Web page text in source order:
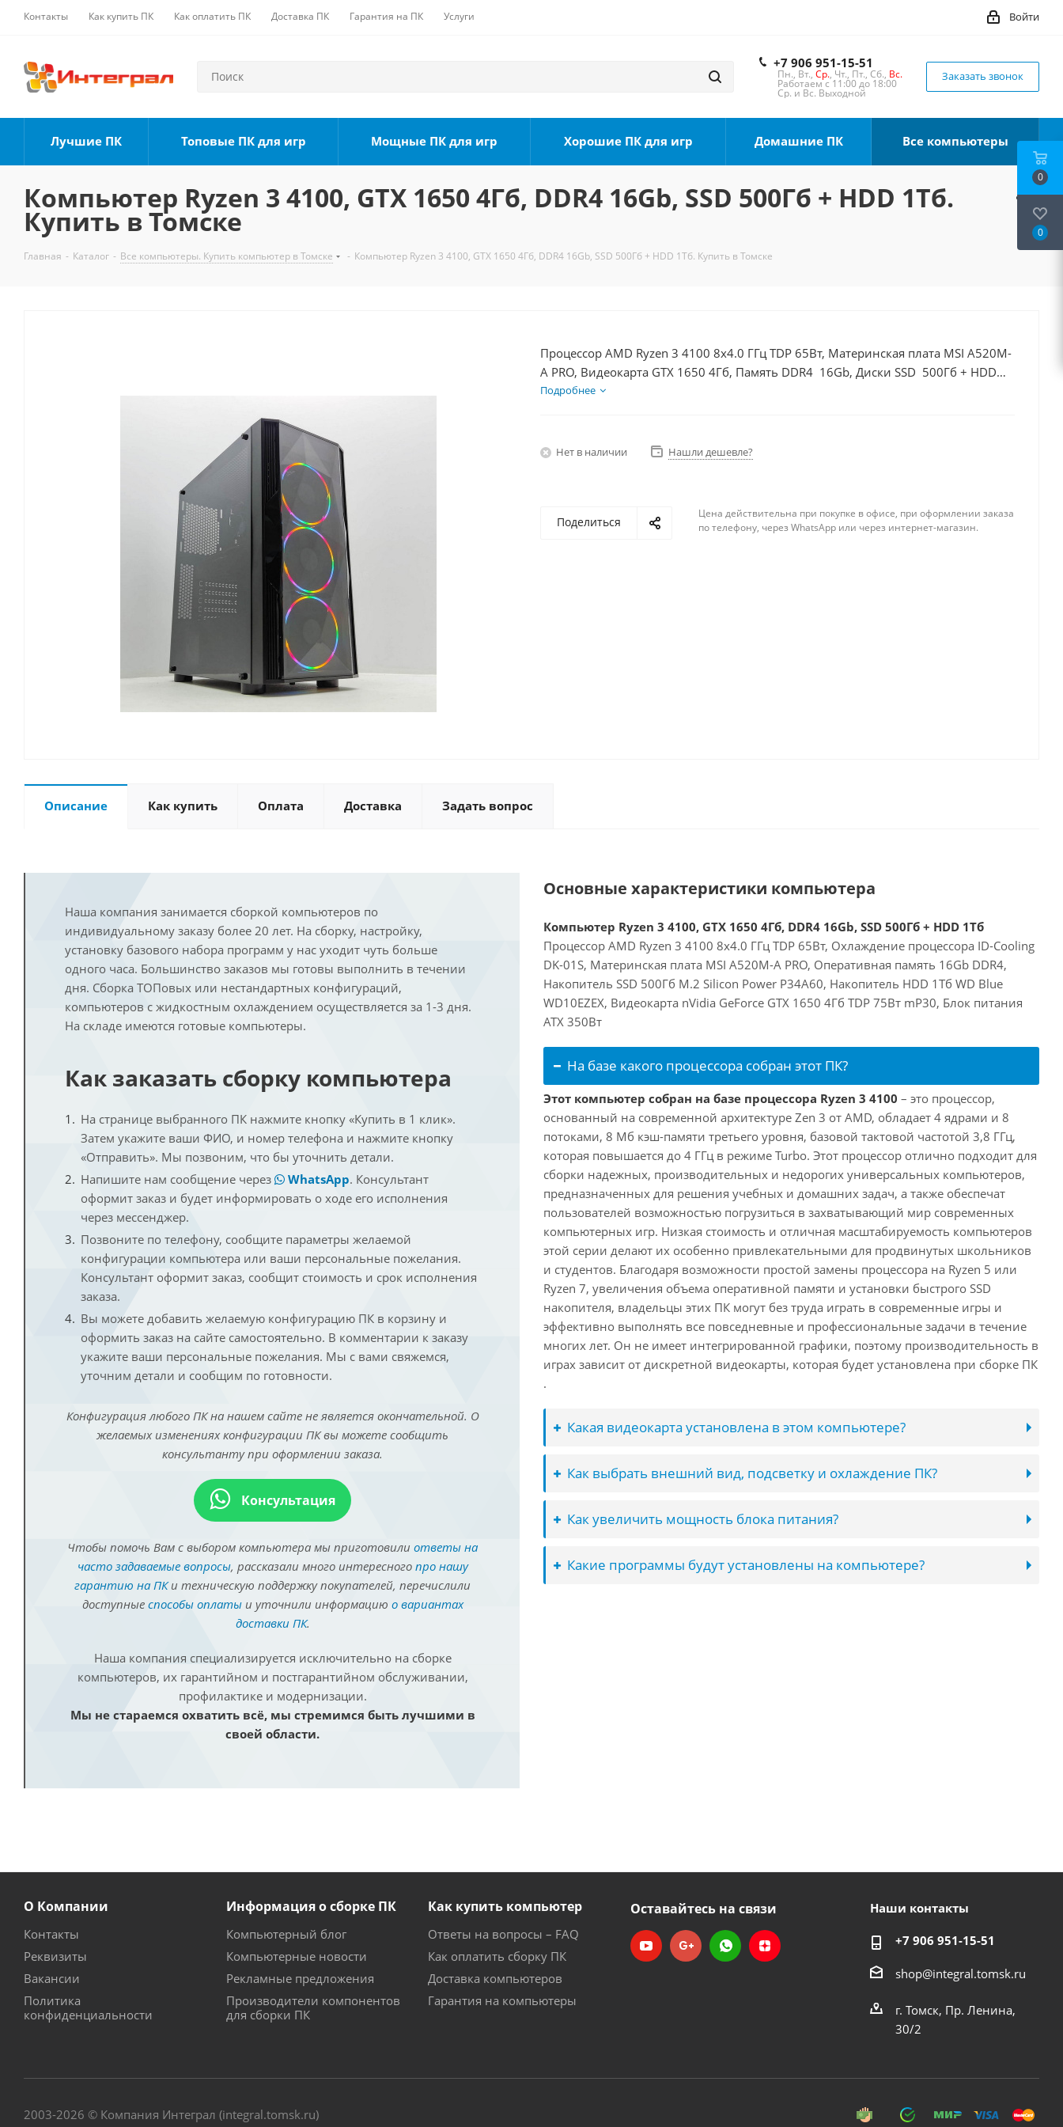
Контакты Как купить ПК Как оплатить ПК Доставка ПК Гарантия на ПК Услуги Войти
+7 906 951-15-51
Пн., Вт., Ср., Чт., Пт., Сб., Вс.
Работаем с 11:00 до 18:00
Ср. и Вс. Выходной
Заказать звонок
Лучшие ПК Топовые ПК для игр Мощные ПК для игр Хорошие ПК для игр Домашние ПК Все компьютеры
Компьютер Ryzen 3 4100, GTX 1650 4Гб, DDR4 16Gb, SSD 500Гб + HDD 1Тб.
Купить в Томске
Главная - Каталог - Все компьютеры. Купить компьютер в Томске - Компьютер Ryzen 3 4100, GTX 1650 4Гб, DDR4 16Gb, SSD 500Гб + HDD 1Тб. Купить в Томске
Процессор AMD Ryzen 3 4100 8x4.0 ГГц TDP 65Вт, Материнская плата MSI A520M-
A PRO, Видеокарта GTX 1650 4Гб, Память DDR4 16Gb, Диски SSD 500Гб + HDD
1Тб, БП 350Вт
Подробнее
Нет в наличии Нашли дешевле?
Поделиться
Цена действительна при покупке в офисе, при оформлении заказа
по телефону, через WhatsApp или через интернет-магазин.
Описание Как купить Оплата Доставка Задать вопрос
Наша компания занимается сборкой компьютеров по
индивидуальному заказу более 20 лет. На сборку, настройку,
установку базового набора программ у нас уходит чуть больше
одного часа. Большинство заказов мы готовы выполнить в течении
дня. Сборка ТОПовых или нестандартных конфигураций,
компьютеров с жидкостным охлаждением осуществляется за 1-3 дня.
На складе имеются готовые компьютеры.
Как заказать сборку компьютера
На странице выбранного ПК нажмите кнопку «Купить в 1 клик».
Затем укажите ваши ФИО, и номер телефона и нажмите кнопку
«Отправить». Мы позвоним, что бы уточнить детали.
Напишите нам сообщение через
WhatsApp. Консультант
оформит заказ и будет информировать о ходе его исполнения
через мессенджер.
Позвоните по телефону, сообщите параметры желаемой
конфигурации компьютера или ваши персональные пожелания.
Консультант оформит заказ, сообщит стоимость и срок исполнения
заказа.
Вы можете добавить желаемую конфигурацию ПК в корзину и
оформить заказ на сайте самостоятельно. В комментарии к заказу
укажите ваши персональные пожелания. Мы с вами свяжемся,
уточним детали и сообщим по готовности.
Конфигурация любого ПК на нашем сайте не является окончательной. О
желаемых изменениях конфигурации ПК вы можете сообщить
консультанту при оформлении заказа.
Консультация
Чтобы помочь Вам с выбором компьютера мы приготовили ответы на
часто задаваемые вопросы, рассказали много интересного про нашу
гарантию на ПКи техническую поддержку покупателей, перечислили
доступные способы оплатыи уточнили информацию о вариантах
доставки ПК.
Наша компания специализируется исключительно на сборке
компьютеров, их гарантийном и постгарантийном обслуживании,
профилактике и модернизации.
Мы не стараемся охватить всё, мы стремимся быть лучшими в
своей области.
Основные характеристики компьютера
Компьютер Ryzen 3 4100, GTX 1650 4Гб, DDR4 16Gb, SSD 500Гб + HDD 1Тб
Процессор AMD Ryzen 3 4100 8x4.0 ГГц TDP 65Вт, Охлаждение процессора ID-Cooling
DK-01S, Материнская плата MSI A520M-A PRO, Оперативная память 16Gb DDR4,
Накопитель SSD 500Гб M.2 Silicon Power P34A60, Накопитель HDD 1Тб WD Blue
WD10EZEX, Видеокарта nVidia GeForce GTX 1650 4Гб TDP 75Вт mP30, Блок питания
ATX 350Вт
На базе какого процессора собран этот ПК?
Этот компьютер собран на базе процессора Ryzen 3 4100 – это процессор,
основанный на современной архитектуре Zen 3 от AMD, обладает 4 ядрами и 8
потоками, 8 Мб кэш-памяти третьего уровня, базовой тактовой частотой 3,8 ГГц,
которая повышается до 4 ГГц в режиме Turbo. Этот процессор отлично подходит для
сборки надежных, производительных и недорогих универсальных компьютеров,
предназначенных для решения учебных и домашних задач, а также обеспечат
пользователей возможностью погрузиться в захватывающий мир современных
компьютерных игр. Низкая стоимость и отличная масштабируемость компьютеров
этой серии делают их особенно привлекательными для продвинутых школьников
и студентов. Благодаря возможности простой замены процессора на Ryzen 5 или
Ryzen 7, увеличения объема оперативной памяти и установки быстрого SSD
накопителя, владельцы этих ПК могут без труда играть в современные игры и
эффективно выполнять все повседневные и профессиональные задачи в течение
многих лет. Он не имеет интегрированной графики, поэтому производительность в
играх зависит от дискретной видеокарты, которая будет установлена при сборке ПК
.
Какая видеокарта установлена в этом компьютере?
Как выбрать внешний вид, подсветку и охлаждение ПК?
Как увеличить мощность блока питания?
Какие программы будут установлены на компьютере?
О Компании
Контакты
Реквизиты
Вакансии
Политика
конфиденциальности
Информация о сборке ПК
Компьютерный блог
Компьютерные новости
Рекламные предложения
Производители компонентов
для сборки ПК
Как купить компьютер
Ответы на вопросы – FAQ
Как оплатить сборку ПК
Доставка компьютеров
Гарантия на компьютеры
Оставайтесь на связи Наши контакты
+7 906 951-15-51
shop@integral.tomsk.ru
г. Томск, Пр. Ленина,
30/2
2003-2026 © Компания Интеграл (integral.tomsk.ru)
0
0